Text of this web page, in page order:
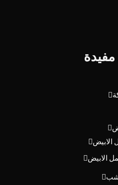
الابيض
الابيض